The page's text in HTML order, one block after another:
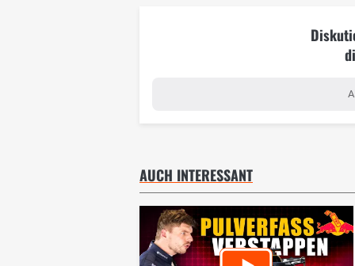
AUCH INTERESSANT